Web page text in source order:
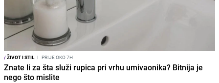
/ŽIVOT I STIL I PRIJE OKO 7H
Znate li za šta služi rupica pri vrhu umivaonika? Bitnija je
nego što mislite